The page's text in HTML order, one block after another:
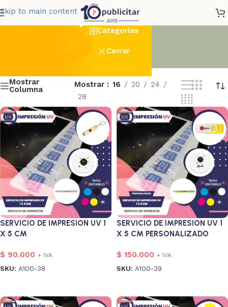
Skip to main contentImpresion UV
Categorías
Cerrar
Mostrar
Columna
Mostrar 16 20
24
28
SERVICIO DE IMPRESION UV 1
X 5 CM
$ 90.000 + IVA
SKU: A100-38
SERVICIO DE IMPRESION UV 1
X 5 CM PERSONALIZADO
$ 150.000 + IVA
SKU: A100-39